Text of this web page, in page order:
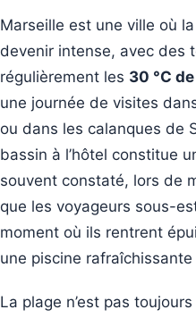
Marseille est une ville où
devenir intense, avec des
régulièrement les 30 °C
une journée de visites
ou dans les calanques de
bassin à l’hôtel constitue
souvent constaté, lors de
que les voyageurs sous-
moment où ils rentrent
une piscine rafraîchissante
La plage n’est pas